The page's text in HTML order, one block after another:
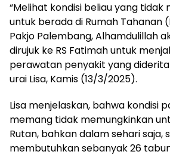
“Melihat kondisi beliau yang tidak
untuk berada di Rumah Tahanan
Pakjo Palembang, Alhamdulillah
dirujuk ke RS Fatimah untuk
perawatan penyakit yang
urai Lisa, Kamis (13/3/2025).
Lisa menjelaskan, bahwa kondisi
memang tidak memungkinkan
Rutan, bahkan dalam sehari saja,
membutuhkan sebanyak 26